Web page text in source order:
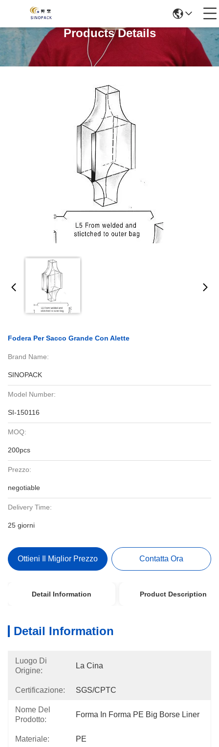
Products Details
Fodera Per Sacco Grande Con Alette
Brand Name:
SINOPACK
Model Number:
SI-150116
MOQ:
200pcs
Prezzo:
negotiable
Delivery Time:
25 giorni
Ottieni Il Miglior Prezzo Contatta Ora
Detail Information Product Description
Detail Information
Luogo Di
Origine:
La Cina
Certificazione: SGS/CPTC
Nome Del
Prodotto:
Forma In Forma PE Big Borse Liner
Materiale: PE